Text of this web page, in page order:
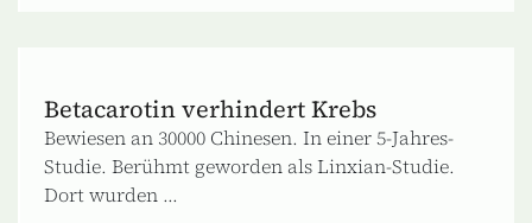
Betacarotin verhindert Krebs
Bewiesen an 30000 Chinesen. In einer 5-Jahres-
Studie. Berühmt geworden als Linxian-Studie.
Dort wurden ...